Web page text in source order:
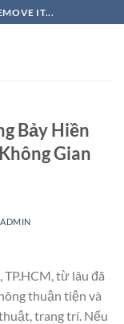
IT...
Bảy Hiền
Gian
ADMIN
TP.HCM, từ lâu đã
thuận tiện và
trang trí. Nếu